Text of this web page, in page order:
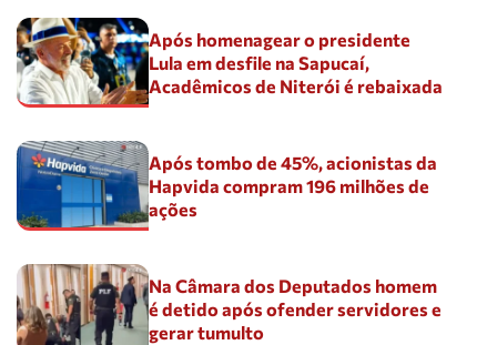
Após homenagear o presidente
Lula em desfile na Sapucaí,
Acadêmicos de Niterói é rebaixada
Após tombo de 45%, acionistas da
Hapvida compram 196 milhões de
ações
Na Câmara dos Deputados homem
é detido após ofender servidores e
gerar tumulto